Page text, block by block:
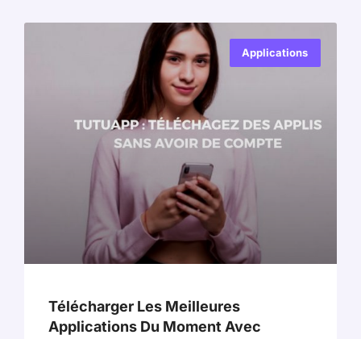
Applications
Télécharger Les Meilleures
Applications Du Moment Avec